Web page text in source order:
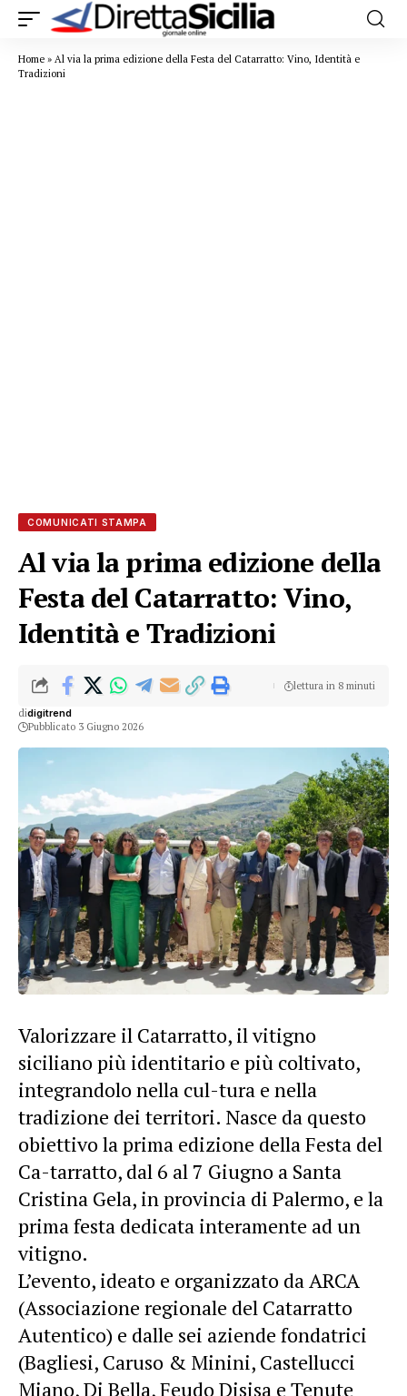
Home » Al via la prima edizione della Festa del Catarratto: Vino, Identità e
Tradizioni
COMUNICATI STAMPA
Al via la prima edizione della
Festa del Catarratto: Vino,
Identità e Tradizioni
didigitrend
Pubblicato 3 Giugno 2026
lettura in 8 minuti
Valorizzare il Catarratto, il vitigno
siciliano più identitario e più coltivato,
integrandolo nella cul-tura e nella
tradizione dei territori. Nasce da questo
obiettivo la prima edizione della Festa del
Ca-tarratto, dal 6 al 7 Giugno a Santa
Cristina Gela, in provincia di Palermo, e la
prima festa dedicata interamente ad un
vitigno.
L’evento, ideato e organizzato da ARCA
(Associazione regionale del Catarratto
Autentico) e dalle sei aziende fondatrici
(Bagliesi, Caruso & Minini, Castellucci
Miano, Di Bella, Feudo Disisa e Tenute